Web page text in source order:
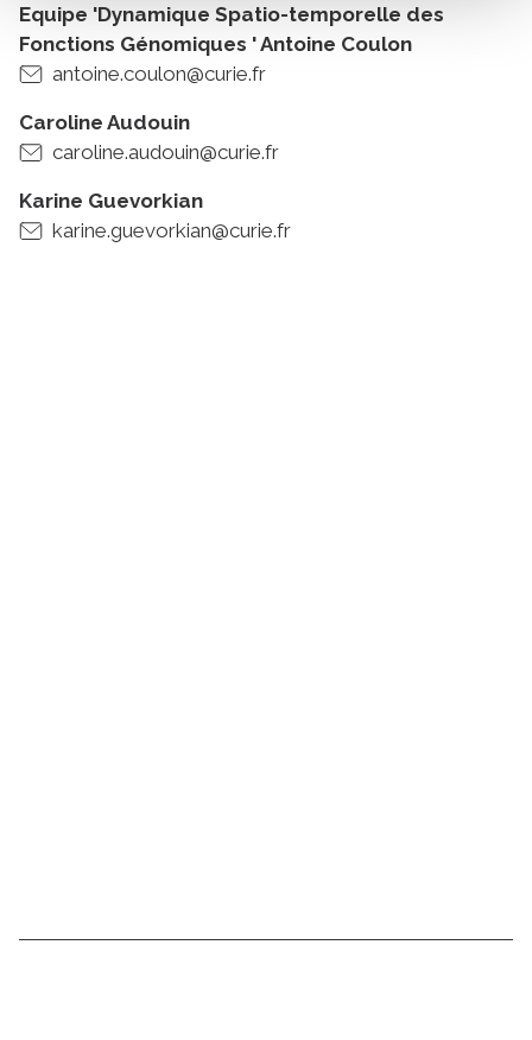
Equipe 'Dynamique Spatio-temporelle des
Fonctions Génomiques ' Antoine Coulon
antoine.coulon@curie.fr
Caroline Audouin
caroline.audouin@curie.fr
Karine Guevorkian
karine.guevorkian@curie.fr